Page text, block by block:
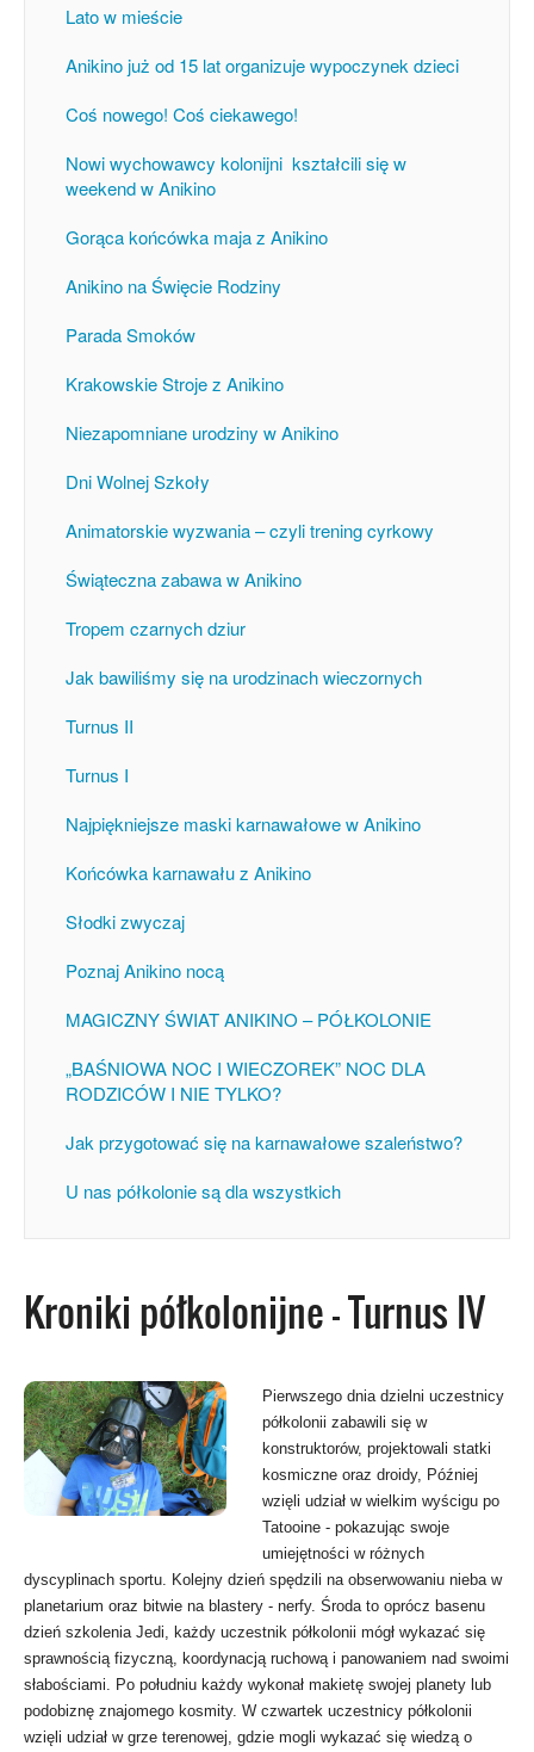
Lato w mieście
Anikino już od 15 lat organizuje wypoczynek dzieci
Coś nowego! Coś ciekawego!
Nowi wychowawcy kolonijni kształcili się w
weekend w Anikino
Gorąca końcówka maja z Anikino
Anikino na Święcie Rodziny
Parada Smoków
Krakowskie Stroje z Anikino
Niezapomniane urodziny w Anikino
Dni Wolnej Szkoły
Animatorskie wyzwania – czyli trening cyrkowy
Świąteczna zabawa w Anikino
Tropem czarnych dziur
Jak bawiliśmy się na urodzinach wieczornych
Turnus II
Turnus I
Najpiękniejsze maski karnawałowe w Anikino
Końcówka karnawału z Anikino
Słodki zwyczaj
Poznaj Anikino nocą
MAGICZNY ŚWIAT ANIKINO – PÓŁKOLONIE
„BAŚNIOWA NOC I WIECZOREK” NOC DLA
RODZICÓW I NIE TYLKO?
Jak przygotować się na karnawałowe szaleństwo?
U nas półkolonie są dla wszystkich
Kroniki półkolonijne - Turnus IV
Pierwszego dnia dzielni uczestnicy
półkolonii zabawili się w
konstruktorów, projektowali statki
kosmiczne oraz droidy, Później
wzięli udział w wielkim wyścigu po
Tatooine - pokazując swoje
umiejętności w różnych
dyscyplinach sportu. Kolejny dzień spędzili na obserwowaniu nieba w
planetarium oraz bitwie na blastery - nerfy. Środa to oprócz basenu
dzień szkolenia Jedi, każdy uczestnik półkolonii mógł wykazać się
sprawnością fizyczną, koordynacją ruchową i panowaniem nad swoimi
słabościami. Po południu każdy wykonał makietę swojej planety lub
podobiznę znajomego kosmity. W czwartek uczestnicy półkolonii
wzięli udział w grze terenowej, gdzie mogli wykazać się wiedzą o